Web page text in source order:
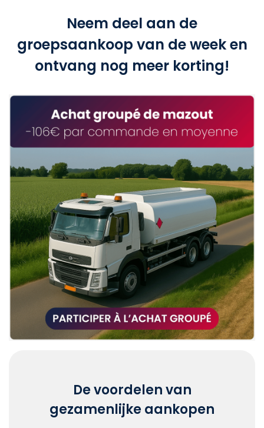
Neem deel aan de
groepsaankoop van de week en
ontvang nog meer korting!
De voordelen van
gezamenlijke aankopen